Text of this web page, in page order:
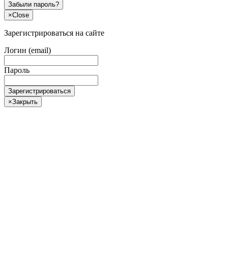
Забыли пароль?
×Close
Зарегистрироваться на сайте
Логин (email)
Пароль
Зарегистрироваться
×Закрыть